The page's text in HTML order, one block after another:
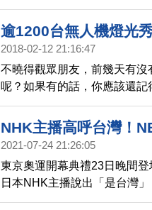
城」制度。當安倍晉三提到
城時，現場一片歡呼。
逾1200台無人機燈光
2018-02-12 21:16:47
不曉得觀眾朋友，前幾天有
呢？如果有的話，你應該還
際奧委會表示，1218台無人
開幕式的現場，依舊有300 架
您重回精彩畫面。
NHK主播高呼台灣！
2021-07-24 21:26:05
東京奧運開幕典禮23日晚間
日本NHK主播說出「是台灣
相當感動。另外，也有網友